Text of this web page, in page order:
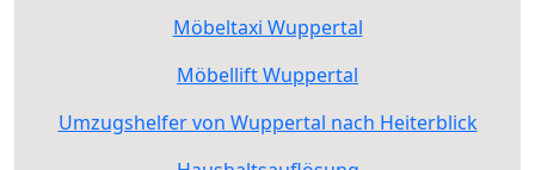
Möbeltaxi Wuppertal
Möbellift Wuppertal
Umzugshelfer von Wuppertal nach Heiterblick